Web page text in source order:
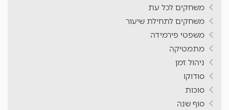
משחקים לכל עת
משחקים לתחילת שיעור
משפטי פירמידה
מתמטיקה
ניהול זמן
סודוקו
סוכות
סוף שנה